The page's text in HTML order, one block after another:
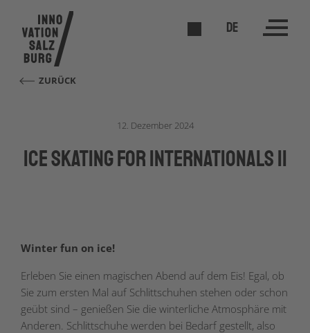
DE
ZURÜCK
12. Dezember 2024
Ice Skating for Internationals II
Winter fun on ice!
Erleben Sie einen magischen Abend auf dem Eis! Egal, ob
Sie zum ersten Mal auf Schlittschuhen stehen oder schon
geübt sind – genießen Sie die winterliche Atmosphäre mit
Anderen. Schlittschuhe werden bei Bedarf gestellt, also